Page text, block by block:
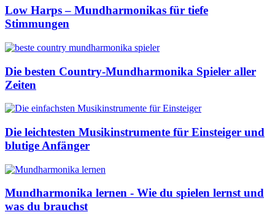
Low Harps – Mundharmonikas für tiefe
Stimmungen
Die besten Country-Mundharmonika Spieler aller
Zeiten
Die leichtesten Musikinstrumente für Einsteiger und
blutige Anfänger
Mundharmonika lernen - Wie du spielen lernst und
was du brauchst